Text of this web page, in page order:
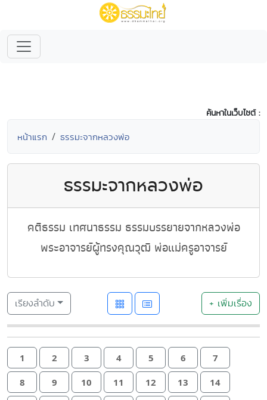
ค้นหาในเว็บไซต์ :
หน้าแรก ธรรมะจากหลวงพ่อ
ธรรมะจากหลวงพ่อ
คติธรรม เทศนาธรรม ธรรมบรรยายจากหลวงพ่อ
พระอาจารย์ผู้ทรงคุณวุฒิ พ่อแม่ครูอาจารย์
เรียงลำดับ + เพิ่มเรื่อง
1 2 3 4 5 6 7
8 9 10 11 12 13 14